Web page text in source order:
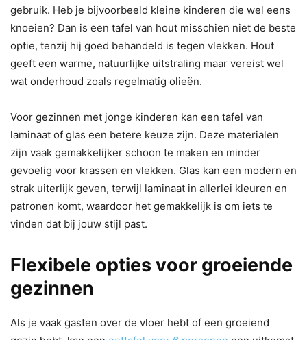
gebruik. Heb je bijvoorbeeld kleine kinderen die wel eens
knoeien? Dan is een tafel van hout misschien niet de beste
optie, tenzij hij goed behandeld is tegen vlekken. Hout
geeft een warme, natuurlijke uitstraling maar vereist wel
wat onderhoud zoals regelmatig olieën.
Voor gezinnen met jonge kinderen kan een tafel van
laminaat of glas een betere keuze zijn. Deze materialen
zijn vaak gemakkelijker schoon te maken en minder
gevoelig voor krassen en vlekken. Glas kan een modern en
strak uiterlijk geven, terwijl laminaat in allerlei kleuren en
patronen komt, waardoor het gemakkelijk is om iets te
vinden dat bij jouw stijl past.
Flexibele opties voor groeiende
gezinnen
Als je vaak gasten over de vloer hebt of een groeiend